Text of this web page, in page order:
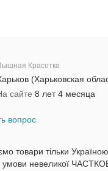
Красотка
(Харьковская
сайте 8 лет 4 месяца
вопрос
товари тільки
невеликої